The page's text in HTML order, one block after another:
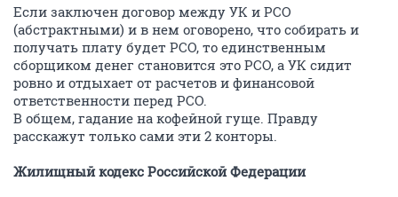
Если заключен договор между УК и РСО
(абстрактными) и в нем оговорено, что собирать и
получать плату будет РСО, то единственным
сборщиком денег становится это РСО, а УК сидит
ровно и отдыхает от расчетов и финансовой
ответственности перед РСО.
В общем, гадание на кофейной гуще. Правду
расскажут только сами эти 2 конторы.
Жилищный кодекс Российской Федерации